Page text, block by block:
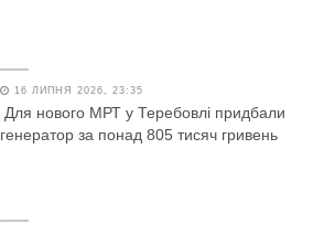
16 ЛИПНЯ 2026, 23:35
Для нового МРТ у Теребовлі придбали
генератор за понад 805 тисяч гривень